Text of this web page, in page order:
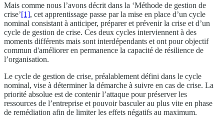
Mais comme nous l’avons décrit dans la ‘Méthode de gestion de
crise’[1], cet apprentissage passe par la mise en place d’un cycle
nominal consistant à anticiper, préparer et prévenir la crise et d’un
cycle de gestion de crise. Ces deux cycles interviennent à des
moments différents mais sont interdépendants et ont pour objectif
commun d'améliorer en permanence la capacité de résilience de
l’organisation.
Le cycle de gestion de crise, préalablement défini dans le cycle
nominal, vise à déterminer la démarche à suivre en cas de crise. La
priorité absolue est de contenir l’attaque pour préserver les
ressources de l’entreprise et pouvoir basculer au plus vite en phase
de remédiation afin de limiter les effets négatifs au maximum.